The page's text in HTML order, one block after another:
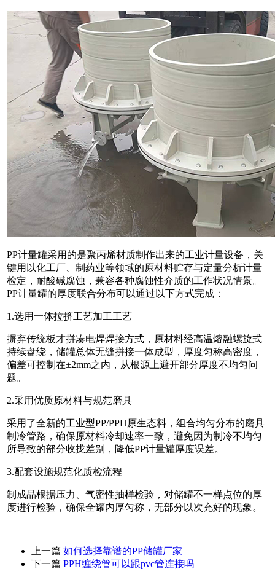
PP计量罐采用的是聚丙烯材质制作出来的工业计量设备，关
键用以化工厂、制药业等领域的原材料贮存与定量分析计量
检定，耐酸碱腐蚀，兼容各种腐蚀性介质的工作状况情景。
PP计量罐的厚度联合分布可以通过以下方式完成：
1.选用一体拉挤工艺加工工艺
摒弃传统板才拼凑电焊焊接方式，原材料经高温熔融螺旋式
持续盘绕，储罐总体无缝拼接一体成型，厚度匀称高密度，
偏差可控制在±2mm之内，从根源上避开部分厚度不均匀问
题。
2.采用优质原材料与规范磨具
采用了全新的工业型PP/PPH原生态料，组合均匀分布的磨具
制冷管路，确保原材料冷却速率一致，避免因为制冷不均匀
所导致的部分收拢差别，降低PP计量罐厚度误差。
3.配套设施规范化质检流程
制成品根据压力、气密性抽样检验，对储罐不一样点位的厚
度进行检验，确保全罐内厚匀称，无部分以次充好的现象。
上一篇 如何选择靠谱的PP储罐厂家
下一篇 PPH缠绕管可以跟pvc管连接吗